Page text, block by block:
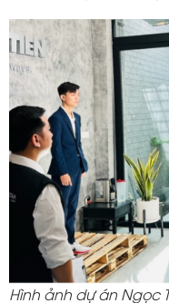
Hình ảnh dự án Ngọc